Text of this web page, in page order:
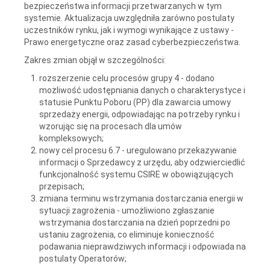
bezpieczeństwa informacji przetwarzanych w tym
systemie. Aktualizacja uwzględniła zarówno postulaty
uczestników rynku, jak i wymogi wynikające z ustawy -
Prawo energetyczne oraz zasad cyberbezpieczeństwa.
Zakres zmian objął w szczególności:
rozszerzenie celu procesów grupy 4 - dodano
możliwość udostępniania danych o charakterystyce i
statusie Punktu Poboru (PP) dla zawarcia umowy
sprzedaży energii, odpowiadając na potrzeby rynku i
wzorując się na procesach dla umów
kompleksowych;
nowy cel procesu 6.7 - uregulowano przekazywanie
informacji o Sprzedawcy z urzędu, aby odzwierciedlić
funkcjonalność systemu CSIRE w obowiązujących
przepisach;
zmiana terminu wstrzymania dostarczania energii w
sytuacji zagrożenia - umożliwiono zgłaszanie
wstrzymania dostarczania na dzień poprzedni po
ustaniu zagrożenia, co eliminuje konieczność
podawania nieprawdziwych informacji i odpowiada na
postulaty Operatorów;